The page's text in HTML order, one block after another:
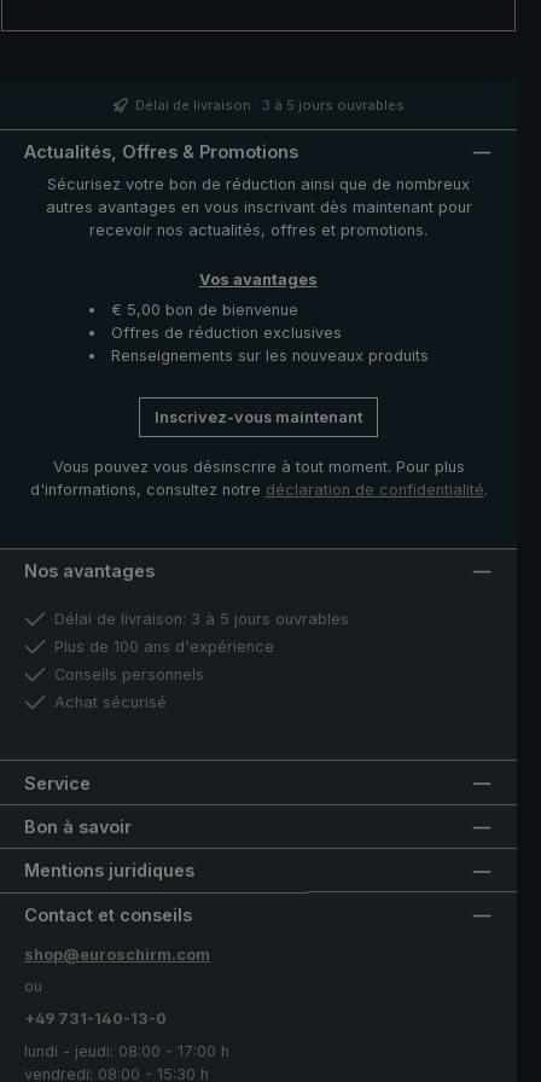
distingue par ses baleines stables en fibre de verre. En
simplement à l'aide du coulant. Le parapluie de trekking
1S13 avec bâton de trekking Komperdell intégré - avec
cette combinaison, vous êtes parfaitement préparé à
Délai de livraison : 3 à 5 jours ouvrables
Actualités, Offres & Promotions
Sécurisez votre bon de réduction ainsi que de nombreux
autres avantages en vous inscrivant dès maintenant pour
recevoir nos actualités, offres et promotions.
Vos avantages
€ 5,00 bon de bienvenue
Offres de réduction exclusives
Renseignements sur les nouveaux produits
Inscrivez-vous maintenant
Vous pouvez vous désinscrire à tout moment. Pour plus
d'informations, consultez notre déclaration de confidentialité.
Nos avantages
Délai de livraison: 3 à 5 jours ouvrables
Plus de 100 ans d'expérience
Conseils personnels
Achat sécurisé
Service
Bon à savoir
Mentions juridiques
Contact et conseils
shop@euroschirm.com
ou
+49 731-140-13-0
lundi - jeudi: 08:00 - 17:00 h
vendredi: 08:00 - 15:30 h